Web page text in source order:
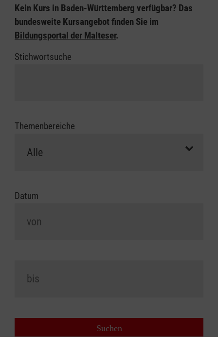
Kein Kurs in Baden-Württemberg verfügbar? Das
bundesweite Kursangebot finden Sie im
Bildungsportal der Malteser.
Stichwortsuche
Themenbereiche
Datum